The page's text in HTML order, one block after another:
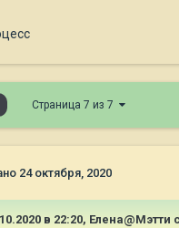
Страница 7 из 7
24 октября, 2020
в 22:20, Елена@Мэтти